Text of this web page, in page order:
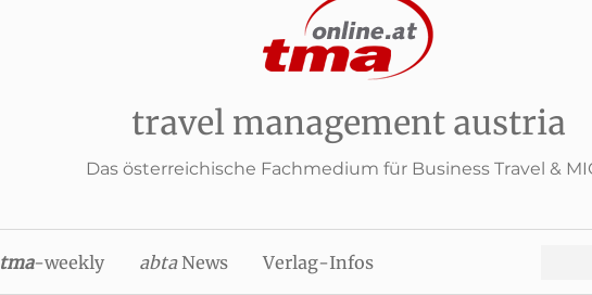
travel management austria
Das österreichische Fachmedium für Business Travel &
tma-weekly abtaNews Verlag-Infos